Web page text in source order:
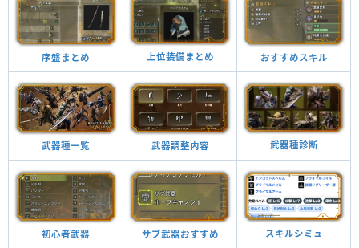
序盤まとめ 上位装備まとめ おすすめスキル
武器種一覧 武器調整内容 武器種診断
初心者武器 サブ武器おすすめ スキルシミュ